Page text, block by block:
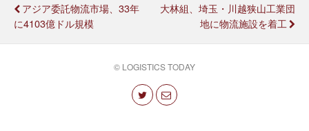
アジア委託物流市場、33年
に4103億ドル規模
大林組、埼玉・川越狭山工業団
地に物流施設を着工
© LOGISTICS TODAY